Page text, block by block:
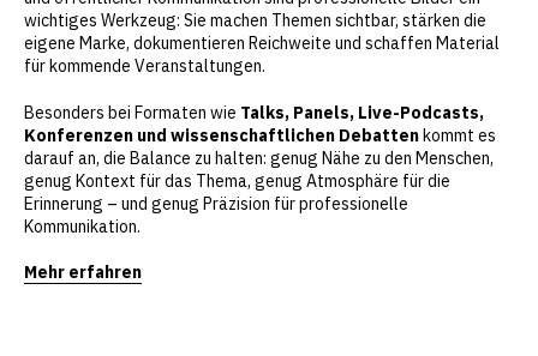
wichtiges Werkzeug: Sie machen Themen sichtbar, stärken die
eigene Marke, dokumentieren Reichweite und schaffen Material
für kommende Veranstaltungen.
Besonders bei Formaten wie Talks, Panels, Live-Podcasts,
Konferenzen und wissenschaftlichen Debattenkommt es
darauf an, die Balance zu halten: genug Nähe zu den Menschen,
genug Kontext für das Thema, genug Atmosphäre für die
Erinnerung – und genug Präzision für professionelle
Kommunikation.
Mehr erfahren